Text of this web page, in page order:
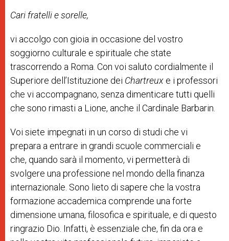
Cari fratelli e sorelle,
vi accolgo con gioia in occasione del vostro
soggiorno culturale e spirituale che state
trascorrendo a Roma. Con voi saluto cordialmente il
Superiore dell’Istituzione dei Chartreux e i professori
che vi accompagnano, senza dimenticare tutti quelli
che sono rimasti a Lione, anche il Cardinale Barbarin.
Voi siete impegnati in un corso di studi che vi
prepara a entrare in grandi scuole commerciali e
che, quando sarà il momento, vi permetterà di
svolgere una professione nel mondo della finanza
internazionale. Sono lieto di sapere che la vostra
formazione accademica comprende una forte
dimensione umana, filosofica e spirituale, e di questo
ringrazio Dio. Infatti, è essenziale che, fin da ora e